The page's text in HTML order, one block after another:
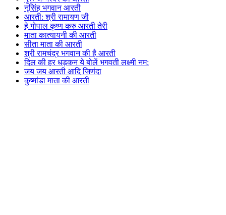
नृसिंह भगवान आरती
आरती: श्री रामायण जी
हे गोपाल कृष्ण करु आरती तेरी
माता कात्यायनी की आरती
सीता माता की आरती
श्री रामचंद्र भगवान की है आरती
दिल की हर धड़कन ये बोलें भगवती लक्ष्मी नम:
जय जय आरती आदि जिणंदा
कुष्मांडा माता की आरती